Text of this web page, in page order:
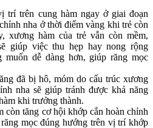
trí trên cung hàm ngay ở giai đoạn
nha ở thời điểm vàng khi trẻ còn
xương hàm của trẻ vẫn còn mềm,
giúp việc thu hẹp hay nong rộng
muốn dễ dàng hơn, giúp răng mọc
đã bị hô, móm do cấu trúc xương
nha sẽ giúp tránh được khả năng
khi trưởng thành.
còn tăng cơ hội khớp cắn hoàn chỉnh
mọc đúng hướng trên vị trí khớp